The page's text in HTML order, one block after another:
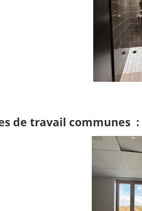
de travail communes :